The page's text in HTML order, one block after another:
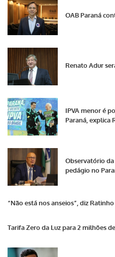
OAB Paraná
Renato Adur
IPVA menor é
Paraná, explica
Observatório
pedágio no
“Não está nos anseios”, diz
Tarifa Zero da Luz para 2 milhões